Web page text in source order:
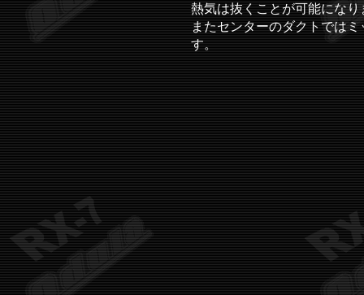
熱気は抜くことが可能になり
またセンターのダクトでは
す。